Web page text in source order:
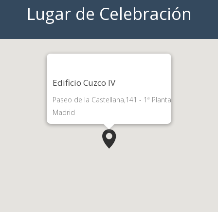
Lugar de Celebración
Edificio Cuzco IV
Paseo de la Castellana,141 - 1ª Planta
Madrid